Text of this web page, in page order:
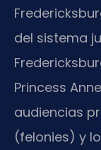
del sistema
Princess
audiencias
(felonies) y